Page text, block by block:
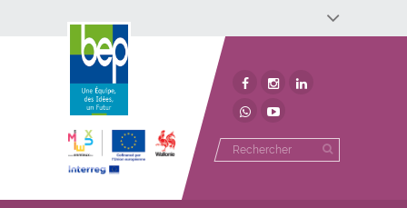
Développement économique
Développement territorial